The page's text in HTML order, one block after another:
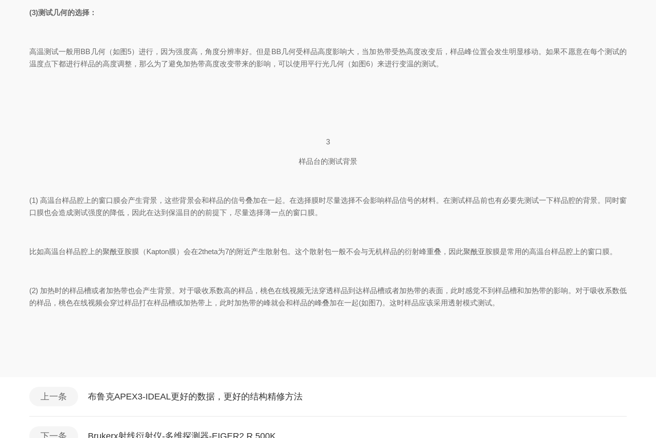
(3)测试几何的选择：
高温测试一般用BB几何（如图5）进行，因为强度高，角度分辨率好。但是BB几何受样品高度影响大，当加热带受热高度改变后，样品峰位置会发生明显移动。如果不愿意在每个测试的
温度点下都进行样品的高度调整，那么为了避免加热带高度改变带来的影响，可以使用平行光几何（如图6）来进行变温的测试。
3
样品台的测试背景
(1) 高温台样品腔上的窗口膜会产生背景，这些背景会和样品的信号叠加在一起。在选择膜时尽量选择不会影响样品信号的材料。在测试样品前也有必要先测试一下样品腔的背景。同时窗
口膜也会造成测试强度的降低，因此在达到保温目的的前提下，尽量选择薄一点的窗口膜。
比如高温台样品腔上的聚酰亚胺膜（Kapton膜）会在2theta为7的附近产生散射包。这个散射包一般不会与无机样品的衍射峰重叠，因此聚酰亚胺膜是常用的高温台样品腔上的窗口膜。
(2) 加热时的样品槽或者加热带也会产生背景。对于吸收系数高的样品，桃色在线视频无法穿透样品到达样品槽或者加热带的表面，此时感觉不到样品槽和加热带的影响。对于吸收系数低
的样品，桃色在线视频会穿过样品打在样品槽或加热带上，此时加热带的峰就会和样品的峰叠加在一起(如图7)。这时样品应该采用透射模式测试。
上一条 布鲁克APEX3-IDEAL更好的数据，更好的结构精修方法
下一条 Brukerx射线衍射仪-多维探测器-EIGER2 R 500K